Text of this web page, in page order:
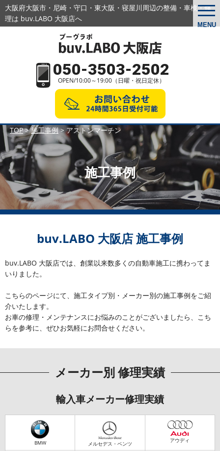
MENU
大阪府大阪市・尼崎・守口・東大阪・寝屋川周辺の整備・車検・修
理は buv.LABO 大阪店へ
050-3503-2502
OPEN/10:00～19:00（日曜・祝日定休）
TOP>施工事例>アストンマーチン
施工事例
buv.LABO 大阪店 施工事例
buv.LABO 大阪店では、創業以来数多くの自動車施工に携わってま
いりました。
こちらのページにて、施工タイプ別・メーカー別の施工事例をご紹
介いたします。
お車の修理・メンテナンスにお悩みのことがございましたら、こち
らを参考に、ぜひお気軽にお問合せください。
メーカー別 修理実績
輸入車メーカー修理実績
BMW メルセデス・ベンツ アウディ